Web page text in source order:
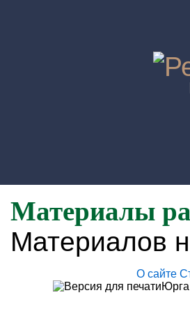
Материалы
Материалов
О сайте